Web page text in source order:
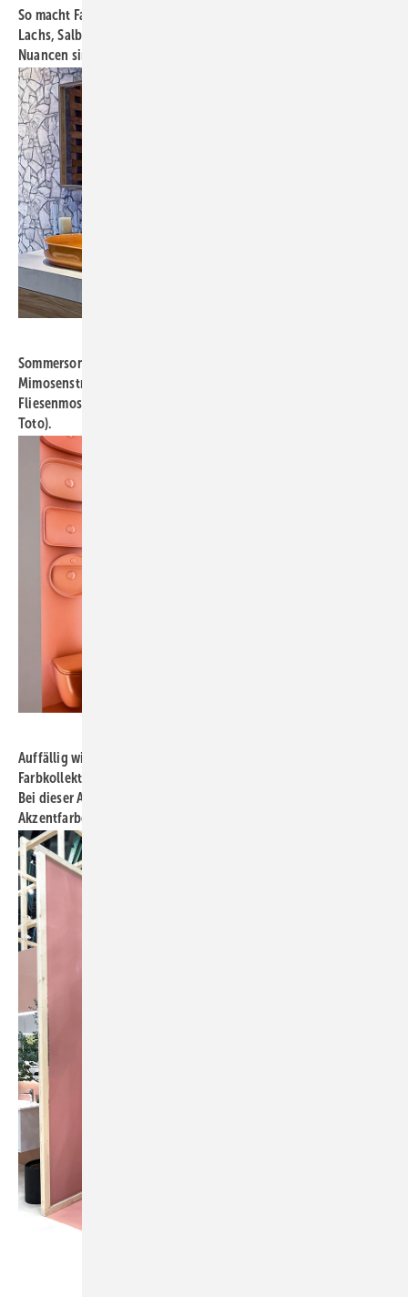
So macht Farbe Spaß: charmante kleine Kombi aus Vintage-Rosa,
Lachs, Salbei und Olivenzweig, gesehen bei Villeroy & Boch. Die
Nuancen sind seriös und einladend.
Sommersonnengelbe Aufsatzwaschtische flankiert vom
Mimosenstrauß. Großzügige Inszenierung mit leicht rustikalem
Fliesenmosaik, nicht nur fürs Landhaus passend (gesehen bei
Toto).
Auffällig wie ein Fanfarenstoß in der Blockflötenstunde: Die
Farbkollektion Colorisvea aus Italien regte zum Nachdenken an.
Bei dieser Auswahl findet jeder, der Farbe mag, eine aktuelle
Akzentfarbe.